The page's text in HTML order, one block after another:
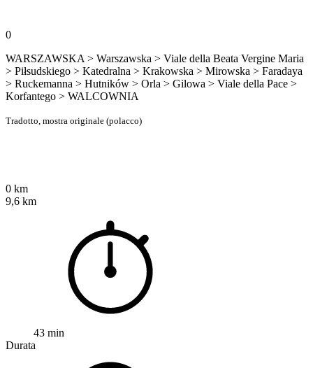
0
WARSZAWSKA > Warszawska > Viale della Beata Vergine Maria
> Piłsudskiego > Katedralna > Krakowska > Mirowska > Faradaya
> Ruckemanna > Hutników > Orla > Gilowa > Viale della Pace >
Korfantego > WALCOWNIA
Tradotto, mostra originale (polacco)
0 km
9,6 km
43 min
Durata